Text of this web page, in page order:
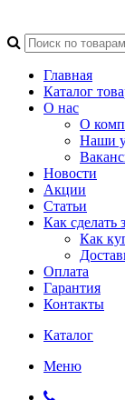
Главная
Каталог
О нас
О
Наши
Новости
Акции
Статьи
Как сделать
Как
Оплата
Гарантия
Контакты
Каталог
Меню